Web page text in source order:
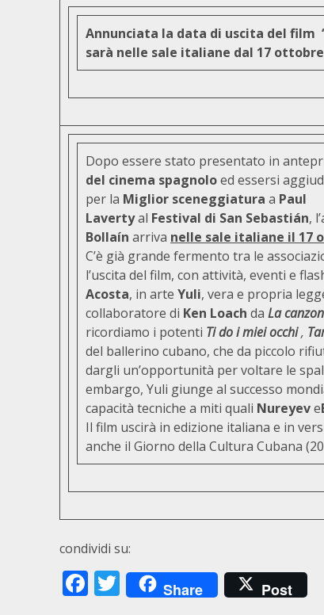
Annunciata la data di uscita del film
sarà nelle sale italiane dal 17 ottobre
Dopo essere stato presentato in
del cinema spagnoloed essersi
per la Miglior sceneggiatura a Paul
Lavertyal Festival di San Sebastián,
Bollaín arriva nelle sale italiane il 17
C’è già grande fermento tra le
l’uscita del film, con attività, eventi e
Acosta, in arte Yuli, vera e propria
collaboratore di Ken Loach da La
ricordiamo i potenti Ti do i miei occhi,
del ballerino cubano, che da piccolo
dargli un’opportunità per voltare le
embargo, Yuli giunge al successo
capacità tecniche a miti quali Nureyeve
Il film uscirà in edizione italiana e in
anche il Giorno della Cultura Cubana
condividi su:
Facebook
Twitter
Share Post